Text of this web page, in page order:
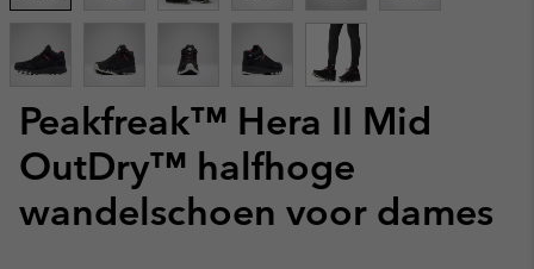
Peakfreak™ Hera II Mid
OutDry™ halfhoge
wandelschoen voor dames